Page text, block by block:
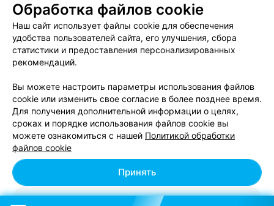
Вакансии
Публичный договор
Способы оплаты
Публичный договор по использованию сервиса
«Афиша»
Пользовательское соглашение
Связаться по вопросам сотрудничества
Написать руководителю relax.by
Персональные настройки cookie
Обработка персональных данных
© 2026 ООО «Артокс Лаб», УНП 191700409, регистрирующий орган -
Минский горисполком| 220012, Республика Беларусь, г. Минск,
Обработка файлов cookie
Наш сайт использует файлы cookie для обеспечения
удобства пользователей сайта, его улучшения, сбора
статистики и предоставления персонализированных
рекомендаций.
Вы можете настроить параметры использования файлов
cookie или изменить свое согласие в более позднее время.
Для получения дополнительной информации о целях,
сроках и порядке использования файлов cookie вы
можете ознакомиться с нашей Политикой обработки
файлов cookie
Отклонить
Принять